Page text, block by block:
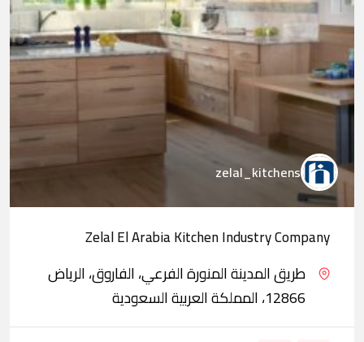
zelal_kitchens
Zelal El Arabia Kitchen Industry Company
طريق المدينة المنورة الفرعي، الفاروق، الرياض
12866، المملكة العربية السعودية